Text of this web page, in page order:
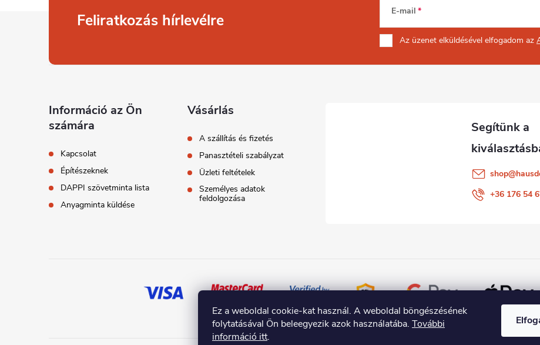
Ez a weboldal cookie-kat használ. A weboldal böngészésének
folytatásával Ön beleegyezik azok használatába. További
információ itt.
Feliratkozás hírlevélre E-mail
Az üzenet elküldésével elfogadom az
Információ az Ön
számára
Kapcsolat
Építészeknek
DAPPI szövetminta lista
Anyagminta küldése
Vásárlás
A szállítás és fizetés
Panasztételi szabályzat
Üzleti feltételek
Személyes adatok
feldolgozása
shop@
+36 176 54